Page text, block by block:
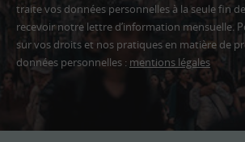
traite vos données personnelles à la seule fin
recevoir notre lettre d’information mensuelle.
sur vos droits et nos pratiques en matière de
données personnelles : mentions légales